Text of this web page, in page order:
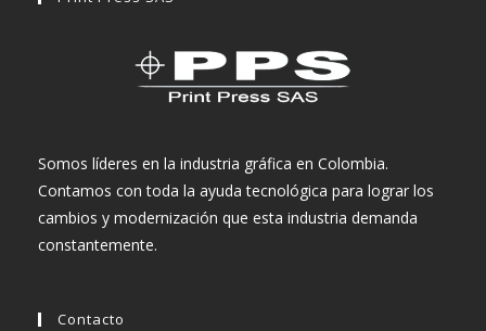
Somos líderes en la industria gráfica en Colombia.
Contamos con toda la ayuda tecnológica para lograr los
cambios y modernización que esta industria demanda
constantemente.
Contacto